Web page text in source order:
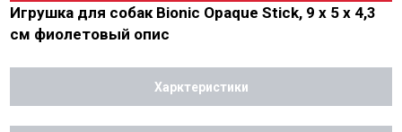
Игрушка для собак Bionic Opaque Stick, 9 х 5 х 4,3
см фиолетовый опис
Харктеристики